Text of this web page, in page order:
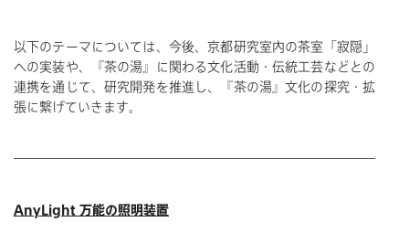
以下のテーマについては、今後、京都研究室内の茶室「寂隠」
への実装や、『茶の湯』に関わる文化活動・伝統工芸などとの
連携を通じて、研究開発を推進し、『茶の湯』文化の探究・拡
張に繋げていきます。
AnyLight 万能の照明装置